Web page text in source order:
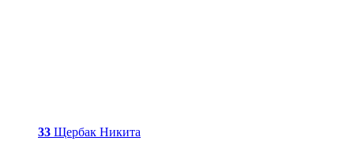
33 Щербак Никита